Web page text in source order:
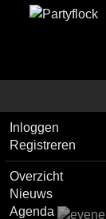
Inloggen
Registreren
Overzicht
Nieuws
Agenda